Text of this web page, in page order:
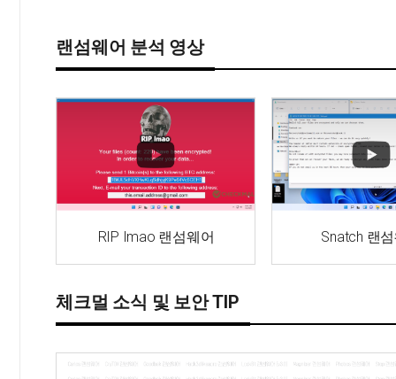
랜섬웨어 분석 영상
RIP Imao 랜섬웨어 Snatch 랜
체크멀 소식 및 보안 TIP